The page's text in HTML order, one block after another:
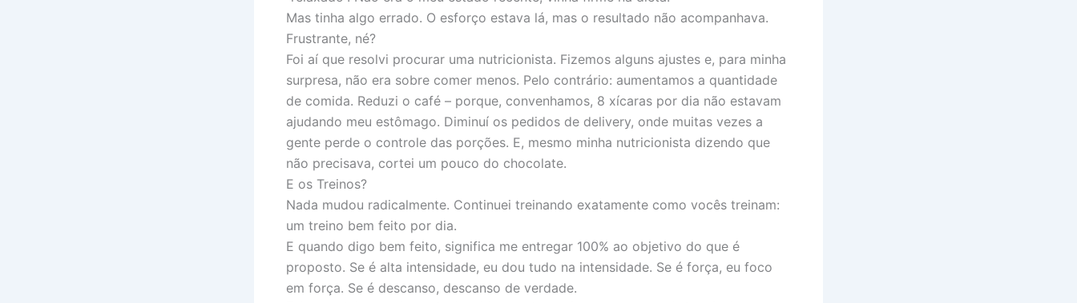
Mas tinha algo errado. O esforço estava lá, mas o resultado não acompanhava.
Frustrante, né?
Foi aí que resolvi procurar uma nutricionista. Fizemos alguns ajustes e, para minha
surpresa, não era sobre comer menos. Pelo contrário: aumentamos a quantidade
de comida. Reduzi o café – porque, convenhamos, 8 xícaras por dia não estavam
ajudando meu estômago. Diminuí os pedidos de delivery, onde muitas vezes a
gente perde o controle das porções. E, mesmo minha nutricionista dizendo que
não precisava, cortei um pouco do chocolate.
E os Treinos?
Nada mudou radicalmente. Continuei treinando exatamente como vocês treinam:
um treino bem feito por dia.
E quando digo bem feito, significa me entregar 100% ao objetivo do que é
proposto. Se é alta intensidade, eu dou tudo na intensidade. Se é força, eu foco
em força. Se é descanso, descanso de verdade.